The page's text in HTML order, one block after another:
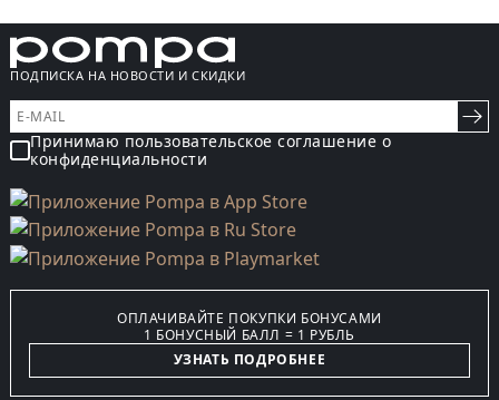
ПОДПИСКА НА НОВОСТИ И СКИДКИ
Принимаю пользовательское соглашение о
конфиденциальности
ОПЛАЧИВАЙТЕ ПОКУПКИ БОНУСАМИ
1 БОНУСНЫЙ БАЛЛ = 1 РУБЛЬ
УЗНАТЬ ПОДРОБНЕЕ